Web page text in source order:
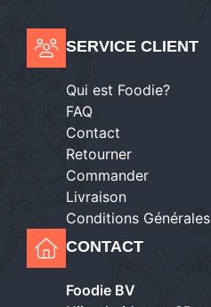
SERVICE CLIENT
Qui est Foodie?
FAQ
Contact
Retourner
Commander
Livraison
Conditions Générales
CONTACT
Foodie BV